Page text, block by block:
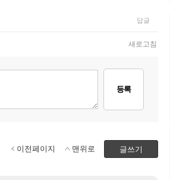
답글
새로고침
등록
글쓰기
이전페이지 맨위로